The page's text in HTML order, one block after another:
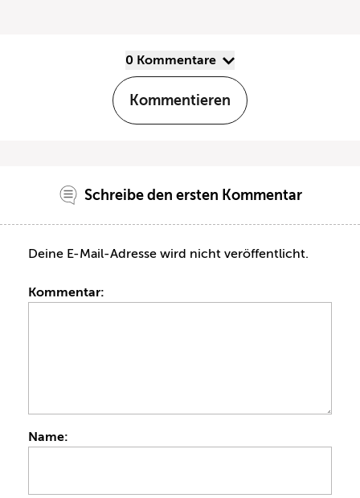
0 Kommentare
Kommentieren
Schreibe den ersten Kommentar
Deine E-Mail-Adresse wird nicht veröffentlicht.
Kommentar:
Name: